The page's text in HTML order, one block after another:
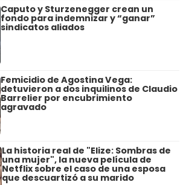
Caputo y Sturzenegger crean un
fondo para indemnizar y “ganar”
sindicatos aliados
Femicidio de Agostina Vega:
detuvieron a dos inquilinos de Claudio
Barrelier por encubrimiento
agravado
La historia real de "Elize: Sombras de
una mujer", la nueva película de
Netflix sobre el caso de una esposa
que descuartizó a su marido